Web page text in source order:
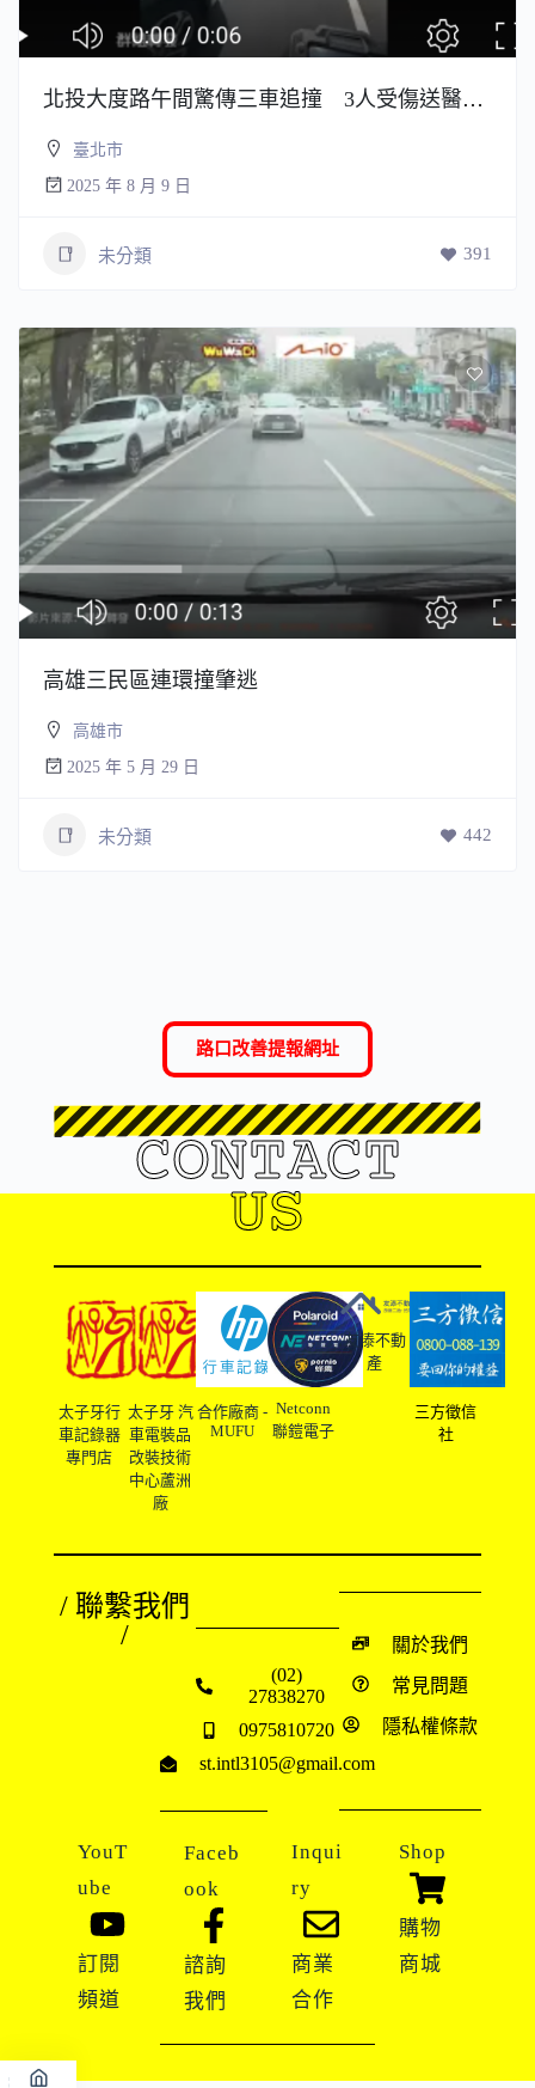
北投大度路午間驚傳三車追撞 3人受傷送醫急救
臺北市
2025 年 8 月 9 日
未分類 391
高雄三民區連環撞肇逃
高雄市
2025 年 5 月 29 日
未分類 442
路口改善提報網址
CONTACT
US
太子牙行
車記錄器
專門店
太子牙 汽
車電裝品
改裝技術
中心蘆洲
廠
合作廠商 -
MUFU
Netconn
聯鎧電子
友溙不動
產
三方徵信
社
/ 聯繫我們
/
(02)
27838270
0975810720
st.intl3105@gmail.com
關於我們
常見問題
隱私權條款
YouT
ube
訂閱
頻道
Faceb
ook
諮詢
我們
Inqui
ry
商業
合作
Shop
購物
商城